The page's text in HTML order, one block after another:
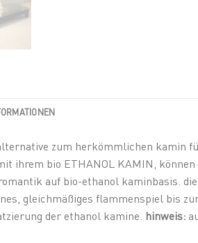
zum herkömmlichen kamin
ihrem bio ETHANOL KAMIN,
auf bio-ethanol kaminbasis.
gleichmäßiges flammenspiel bis
der ethanol kamine. hinweis: